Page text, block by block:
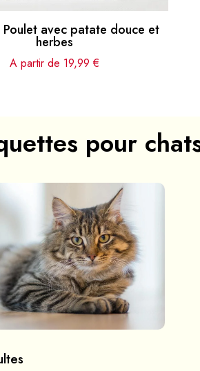
avec patate douce et
herbes
A partir de 19,99€
pour